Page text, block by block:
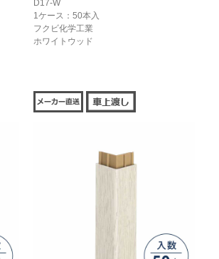
D17-W
1ケース：50本入
フクビ化学工業
ホワイトウッド